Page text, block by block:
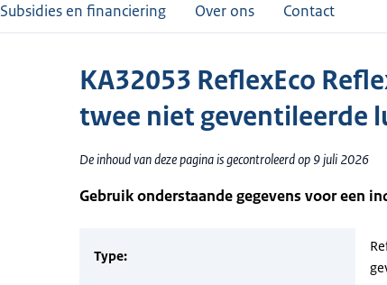
Subsidies en financiering Over ons Contact
KA32053 ReflexEco
twee niet geventileerde
De inhoud van deze pagina is gecontroleerd op 9 juli 2026
Gebruik onderstaande gegevens voor een
Type: